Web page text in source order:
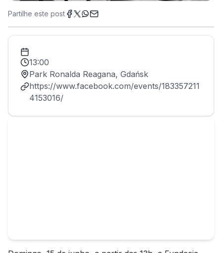
Partilhe este post
13:00
Park Ronalda Reagana, Gdańsk
https://www.facebook.com/events/183357211
4153016/